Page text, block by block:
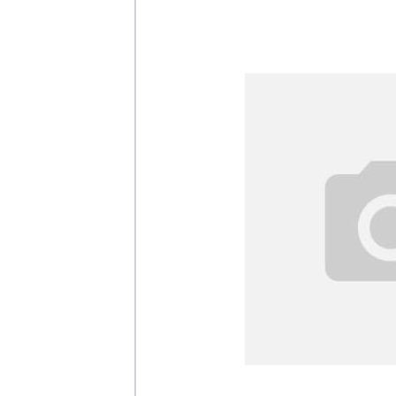
Клиентам
Застройщикам
Снабженцам и